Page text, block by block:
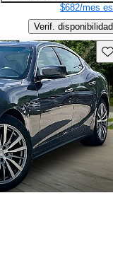
$682/mes
Verif. disponibilidad